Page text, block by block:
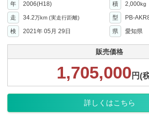
年
2006(H18) 積 2,000kg
走 34.2万km (実走行距離) 型
PB-
検
2021年 05月 29日 県 愛知県
販売価格
1,705,000 円(
詳しくはこちら